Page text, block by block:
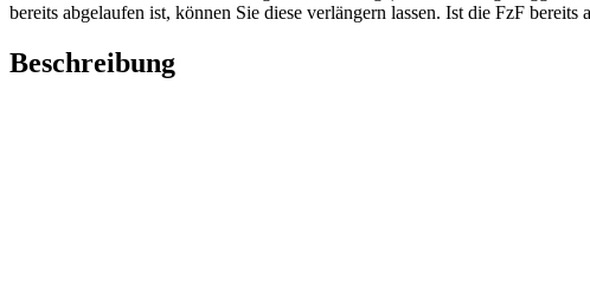
bereits abgelaufen ist, können Sie diese verlängern lassen. Ist die FzF
Beschreibung